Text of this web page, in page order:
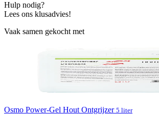
Hulp nodig?
Lees ons klusadvies!
Vaak samen gekocht met
Osmo Power-Gel Hout Ontgrijzer 5 liter